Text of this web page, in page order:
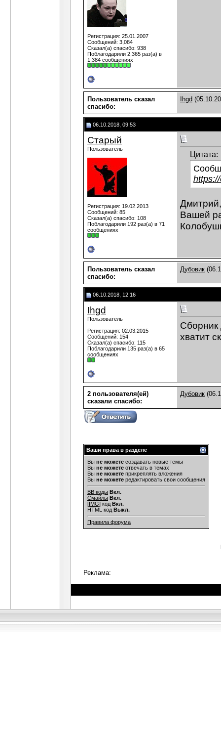
Регистрация: 25.01.2007
Сообщений: 3,084
Сказал(а) спасибо: 938
Поблагодарили 2,365 раз(а) в
1,384 сообщениях
Пользователь сказал
cпасибо:
Ihgd
06.10.2018, 09:53
Старый
Пользователь
Регистрация: 19.02.2013
Сообщений: 85
Сказал(а) спасибо: 108
Поблагодарили 192 раз(а) в 71
сообщениях
Цитата:
Вашей
Пользователь сказал
cпасибо:
Дубовик
06.10.2018, 12:16
Ihgd
Пользователь
Регистрация: 02.03.2015
Сообщений: 154
Сказал(а) спасибо: 115
Поблагодарили 135 раз(а) в 65
сообщениях
Сборник
хватит
2 пользователя(ей)
сказали cпасибо:
Дубовик
Ваши права в разделе
Вы не можете создавать новые темы
Вы не можете отвечать в темах
Вы не можете прикреплять вложения
Вы не можете редактировать свои сообщения
BB коды Вкл.
Смайлы Вкл.
[IMG] код Вкл.
HTML код Выкл.
Правила форума
Реклама: